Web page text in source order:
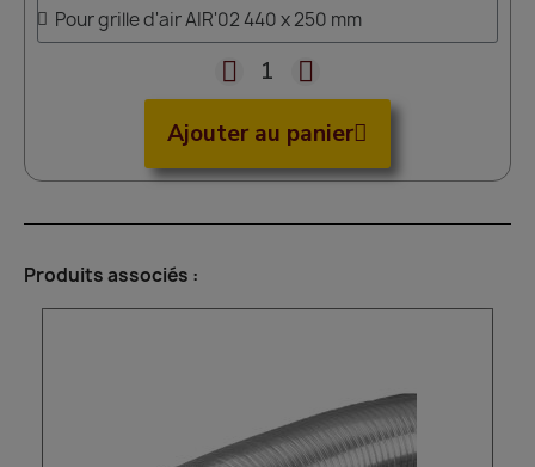
Ajouter au panier
Produits associés :